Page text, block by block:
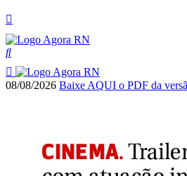
08/08/2026 Baixe AQUI o PDF da